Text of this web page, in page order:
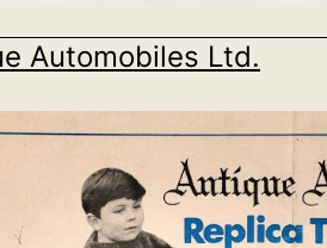
Automobiles Ltd.